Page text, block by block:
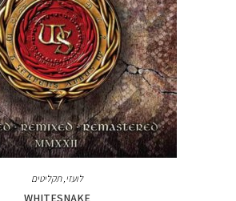
לועזי ,תקליטים
WHITESNAKE